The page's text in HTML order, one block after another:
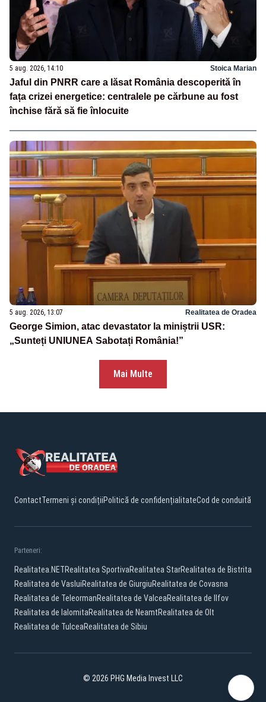
5 aug. 2026, 14:10 Stoica Marian
Jaful din PNRR care a lăsat România descoperită în
fața crizei energetice: centralele pe cărbune au fost
închise fără să fie înlocuite
5 aug. 2026, 13:07 Realitatea de Oradea
George Simion, atac devastator la miniștrii USR:
„Sunteți UNIUNEA Sabotați România!”
Mai Multe
ContactTermeni și condițiiPolitică de confidențialitateCod de conduită
Parteneri:
Realitatea.NETRealitatea SportivaRealitatea StarRealitatea de Bistrita
Realitatea de VasluiRealitatea de GiurgiuRealitatea de Covasna
Realitatea de TeleormanRealitatea de ValceaRealitatea de Ilfov
Realitatea de IalomitaRealitatea de NeamtRealitatea de Olt
Realitatea de TulceaRealitatea de Sibiu
© 2026 PHG Media Invest LLC